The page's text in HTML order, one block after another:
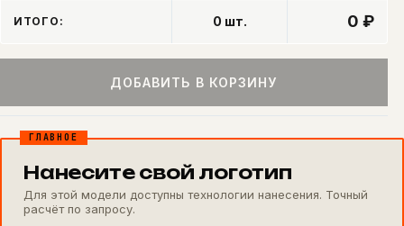
ИТОГО: 0 шт. 0 ₽
ДОБАВИТЬ В КОРЗИНУ
ГЛАВНОЕ
Нанесите свой логотип
Для этой модели доступны технологии нанесения. Точный
расчёт по запросу.